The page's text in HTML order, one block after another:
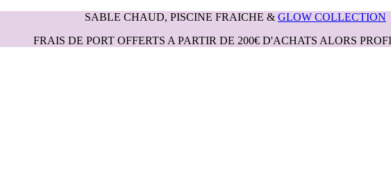
SABLE CHAUD, PISCINE FRAICHE & GLOW COLLECTION
FRAIS DE PORT OFFERTS A PARTIR DE 200€ D'ACHATS ALORS